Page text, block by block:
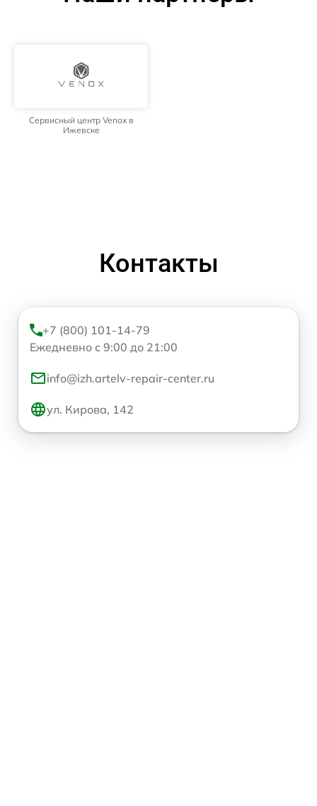
Сервисный центр Venox в
Ижевске
Контакты
+7 (800) 101-14-79
Ежедневно с 9:00 до 21:00
info@izh.artelv-repair-center.ru
ул. Кирова, 142